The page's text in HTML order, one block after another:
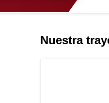
Nuestra